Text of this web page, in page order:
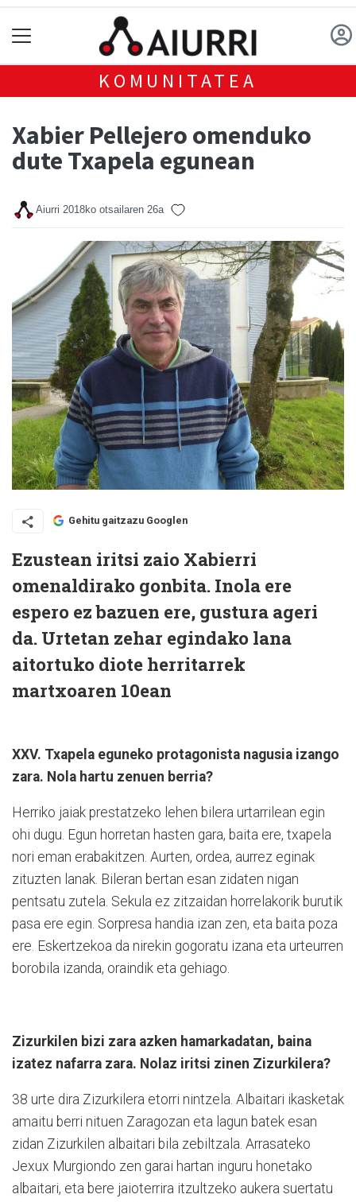
KOMUNITATEA
Xabier Pellejero omenduko
dute Txapela egunean
Aiurri 2018ko otsailaren 26a
Gehitu gaitzazu Googlen
Ezustean iritsi zaio Xabierri
omenaldirako gonbita. Inola ere
espero ez bazuen ere, gustura ageri
da. Urtetan zehar egindako lana
aitortuko diote herritarrek
martxoaren 10ean
XXV. Txapela eguneko protagonista nagusia izango
zara. Nola hartu zenuen berria?
Herriko jaiak prestatzeko lehen bilera urtarrilean egin
ohi dugu. Egun horretan hasten gara, baita ere, txapela
nori eman erabakitzen. Aurten, ordea, aurrez eginak
zituzten lanak. Bileran bertan esan zidaten nigan
pentsatu zutela. Sekula ez zitzaidan horrelakorik burutik
pasa ere egin. Sorpresa handia izan zen, eta baita poza
ere. Eskertzekoa da nirekin gogoratu izana eta urteurren
borobila izanda, oraindik eta gehiago.
Zizurkilen bizi zara azken hamarkadatan, baina
izatez nafarra zara. Nolaz iritsi zinen Zizurkilera?
38 urte dira Zizurkilera etorri nintzela. Albaitari ikasketak
amaitu berri nituen Zaragozan eta lagun batek esan
zidan Zizurkilen albaitari bila zebiltzala. Arrasateko
Jexux Murgiondo zen garai hartan inguru honetako
albaitari, eta bere jaioterrira itzultzeko aukera suertatu